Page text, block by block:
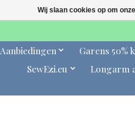
Aanbiedingen Garens 50%
SewEzi.eu
Longarm
Wij slaan cookies op om